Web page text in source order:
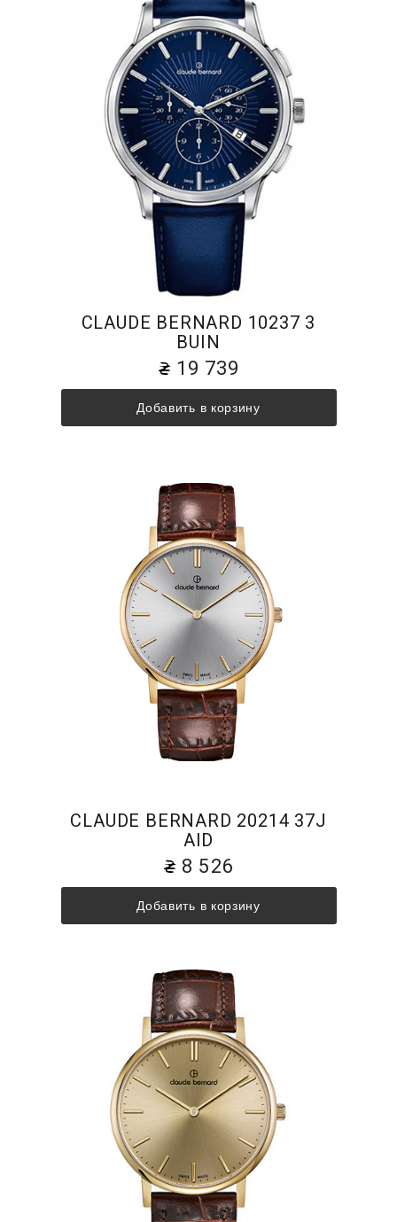
CLAUDE BERNARD 10237 3
BUIN
19 739
Добавить в корзину
CLAUDE BERNARD 20214 37J
AID
8 526
Добавить в корзину